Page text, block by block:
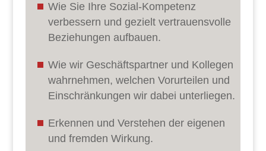
Wie Sie Ihre Sozial-Kompetenz
verbessern und gezielt vertrauensvolle
Beziehungen aufbauen.
Wie wir Geschäftspartner und Kollegen
wahrnehmen, welchen Vorurteilen und
Einschränkungen wir dabei unterliegen.
Erkennen und Verstehen der eigenen
und fremden Wirkung.